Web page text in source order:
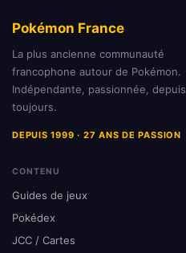
Pokémon France
La plus ancienne communauté
francophone autour de Pokémon.
Indépendante, passionnée, depuis
toujours.
DEPUIS 1999 · 27 ANS DE PASSION
CONTENU
Guides de jeux
Pokédex
JCC / Cartes